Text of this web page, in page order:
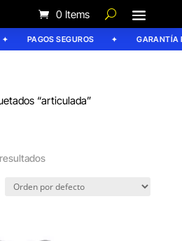
0 Items
PAGOS SEGUROS GARANTÍA
“articulada”